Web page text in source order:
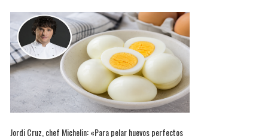
Jordi Cruz, chef Michelin: «Para pelar huevos perfectos